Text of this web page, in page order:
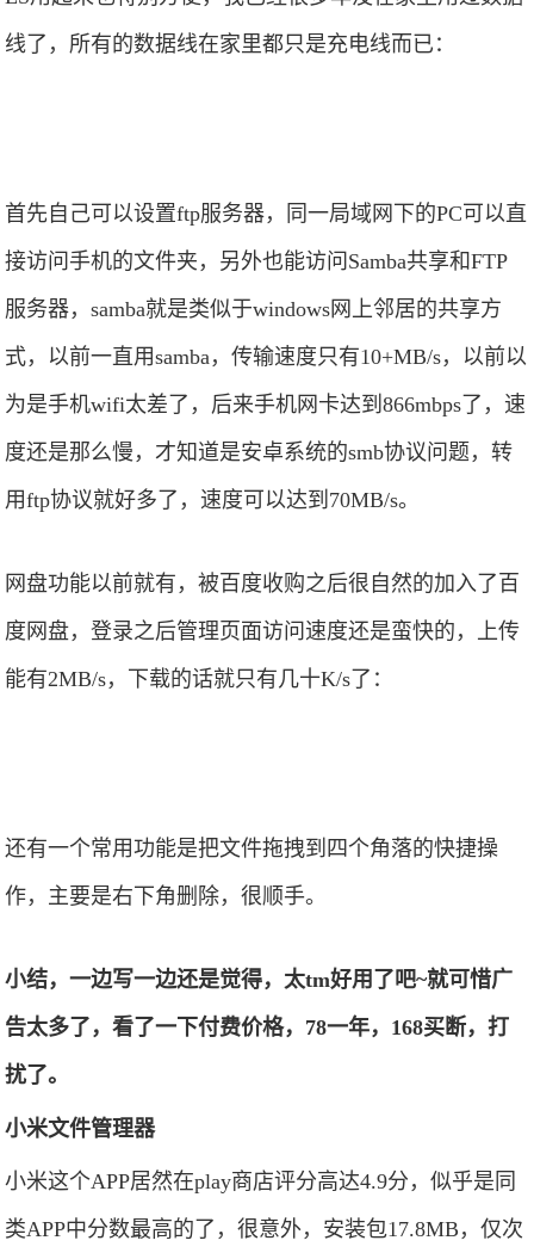
线了，所有的数据线在家里都只是充电线而已：
首先自己可以设置ftp服务器，同一局域网下的PC可以直
接访问手机的文件夹，另外也能访问Samba共享和FTP
服务器，samba就是类似于windows网上邻居的共享方
式，以前一直用samba，传输速度只有10+MB/s，以前以
为是手机wifi太差了，后来手机网卡达到866mbps了，速
度还是那么慢，才知道是安卓系统的smb协议问题，转
用ftp协议就好多了，速度可以达到70MB/s。
网盘功能以前就有，被百度收购之后很自然的加入了百
度网盘，登录之后管理页面访问速度还是蛮快的，上传
能有2MB/s，下载的话就只有几十K/s了：
还有一个常用功能是把文件拖拽到四个角落的快捷操
作，主要是右下角删除，很顺手。
小结，一边写一边还是觉得，太tm好用了吧~就可惜广
告太多了，看了一下付费价格，78一年，168买断，打
扰了。
小米文件管理器
小米这个APP居然在play商店评分高达4.9分，似乎是同
类APP中分数最高的了，很意外，安装包17.8MB，仅次